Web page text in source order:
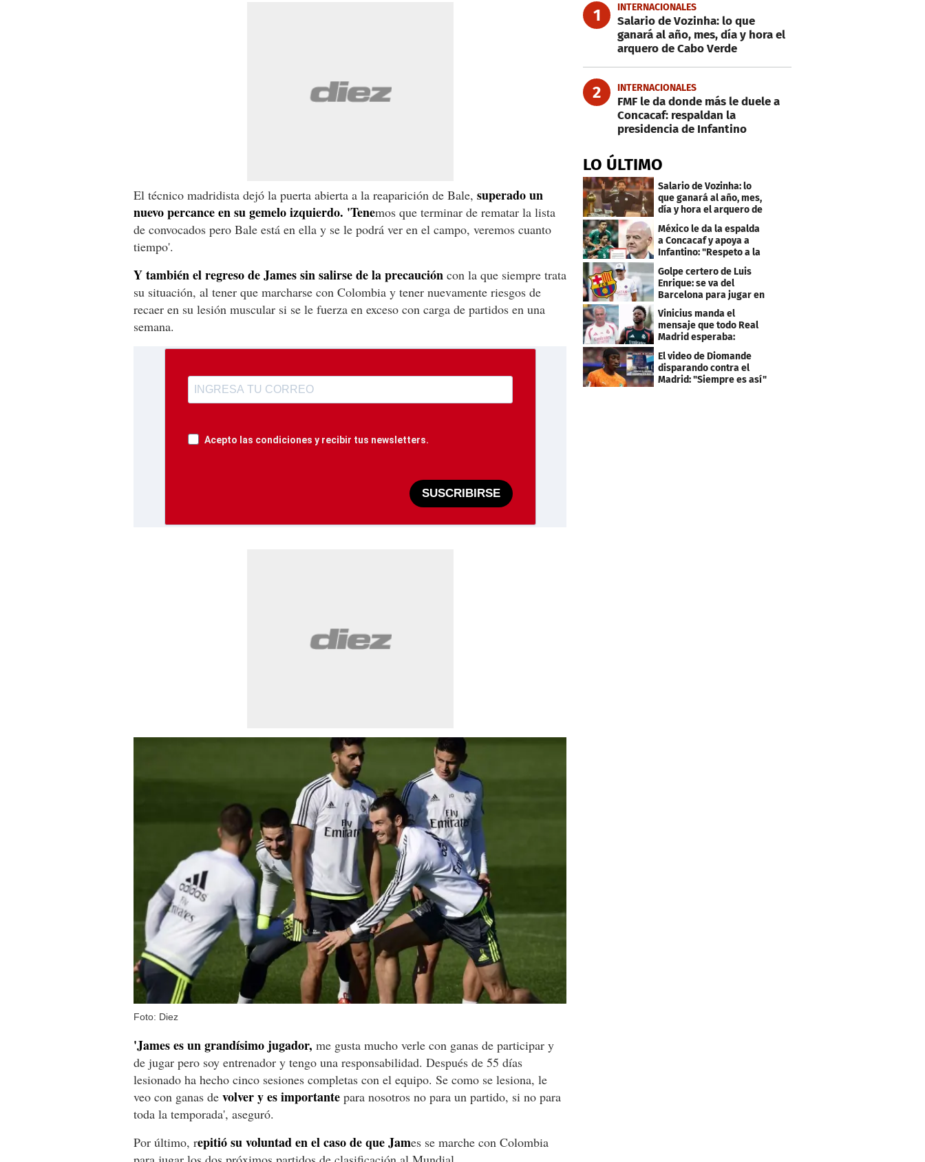
El técnico madridista dejó la puerta abierta a la reaparición de Bale, superado un
nuevo percance en su gemelo izquierdo. 'Tenemos que terminar de rematar la lista
de convocados pero Bale está en ella y se le podrá ver en el campo, veremos cuanto
tiempo'.
Y también el regreso de James sin salirse de la precaución con la que siempre trata
su situación, al tener que marcharse con Colombia y tener nuevamente riesgos de
recaer en su lesión muscular si se le fuerza en exceso con carga de partidos en una
semana.
Acepto las condiciones y recibir tus newsletters.
SUSCRIBIRSE
Foto: Diez
'James es un grandísimo jugador, me gusta mucho verle con ganas de participar y
de jugar pero soy entrenador y tengo una responsabilidad. Después de 55 días
lesionado ha hecho cinco sesiones completas con el equipo. Se como se lesiona, le
veo con ganas de volver y es importante para nosotros no para un partido, si no para
toda la temporada', aseguró.
Por último, repitió su voluntad en el caso de que James se marche con Colombia
1 INTERNACIONALES
Salario de Vozinha: lo que
ganará al año, mes, día y hora el
arquero de Cabo Verde
2 INTERNACIONALES
FMF le da donde más le duele a
Concacaf: respaldan la
presidencia de Infantino
LO ÚLTIMO
Salario de Vozinha: lo
que ganará al año, mes,
día y hora el arquero de
Cabo Verde
México le da la espalda
a Concacaf y apoya a
Infantino: "Respeto a la
gobernanza"
Golpe certero de Luis
Enrique: se va del
Barcelona para jugar en
el PSG
Vinicius manda el
mensaje que todo Real
Madrid esperaba:
"Mourinho..."
El video de Diomande
disparando contra el
Madrid: "Siempre es así"